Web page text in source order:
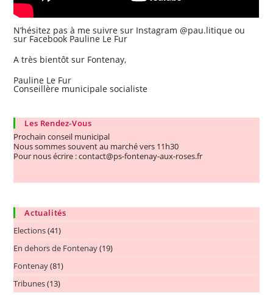
N’hésitez pas à me suivre sur Instagram @pau.litique ou
sur Facebook Pauline Le Fur
A très bientôt sur Fontenay,
Pauline Le Fur
Conseillère municipale socialiste
Les Rendez-Vous
Prochain conseil municipal
Nous sommes souvent au marché vers 11h30
Pour nous écrire : contact@ps-fontenay-aux-roses.fr
Actualités
Elections(41)
En dehors de Fontenay(19)
Fontenay(81)
Tribunes(13)